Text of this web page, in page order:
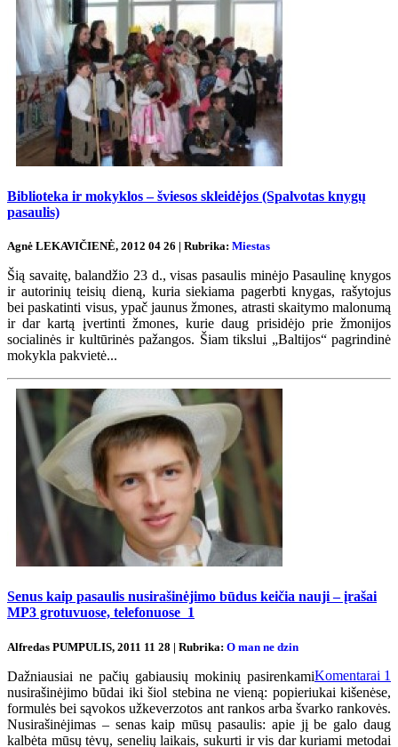
Biblioteka ir mokyklos – šviesos skleidėjos (Spalvotas knygų
pasaulis)
Agnė LEKAVIČIENĖ, 2012 04 26 | Rubrika: Miestas
Šią savaitę, balandžio 23 d., visas pasaulis minėjo Pasaulinę knygos
ir autorinių teisių dieną, kuria siekiama pagerbti knygas, rašytojus
bei paskatinti visus, ypač jaunus žmones, atrasti skaitymo malonumą
ir dar kartą įvertinti žmones, kurie daug prisidėjo prie žmonijos
socialinės ir kultūrinės pažangos. Šiam tikslui „Baltijos“ pagrindinė
mokykla pakvietė...
Senus kaip pasaulis nusirašinėjimo būdus keičia nauji – įrašai
MP3 grotuvuose, telefonuose 1
Alfredas PUMPULIS, 2011 11 28 | Rubrika: O man ne dzin
Komentarai 1
Dažniausiai ne pačių gabiausių mokinių pasirenkami
nusirašinėjimo būdai iki šiol stebina ne vieną: popieriukai kišenėse,
formulės bei sąvokos užkeverzotos ant rankos arba švarko rankovės.
Nusirašinėjimas – senas kaip mūsų pasaulis: apie jį be galo daug
kalbėta mūsų tėvų, senelių laikais, sukurti ir vis dar kuriami metodai